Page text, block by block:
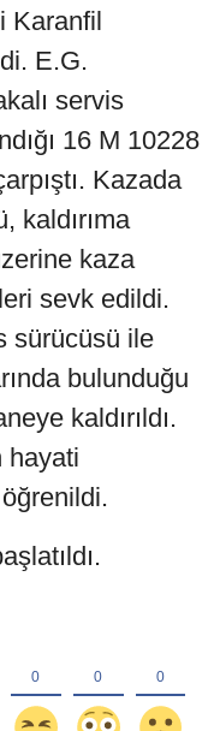
Karanfil
E.G.
servis
16 M 10228
Kazada
kaldırıma
kaza
sevk edildi.
sürücüsü ile
bulunduğu
kaldırıldı.
hayati